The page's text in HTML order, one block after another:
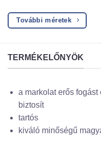
További méretek
TERMÉKELŐNYÖK
a markolat erős
biztosít
tartós
kiváló minőségű